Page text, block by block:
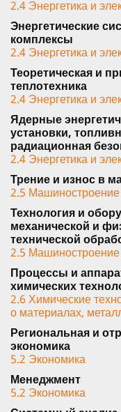
2.4 Энергетика и
Энергетические
комплексы
2.4 Энергетика и
Теоретическая и
теплотехника
2.4 Энергетика и
Ядерные
установки,
радиационная
2.4 Энергетика и
Трение и износ в
2.5 Машиностроение
Технология и
механической и
технической
2.5 Машиностроение
Процессы и
химических
2.6 Химические
о материалах,
Региональная и
экономика
5.2 Экономика
Менеджмент
5.2 Экономика